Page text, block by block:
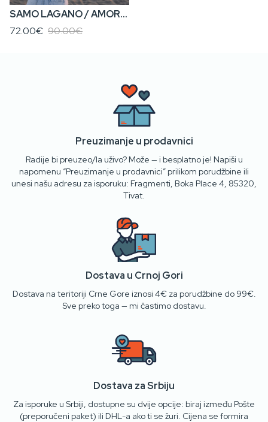
SAMO LAGANO / AMORE KA’ MORE • Ženska Dukserica
72.00€ 90.00€
Preuzimanje u prodavnici
Radije bi preuzeo/la uživo? Može — i besplatno je! Napiši u
napomenu “Preuzimanje u prodavnici” prilikom porudžbine ili
unesi našu adresu za isporuku: Fragmenti, Boka Place 4, 85320,
Tivat.
Dostava u Crnoj Gori
Dostava na teritoriji Crne Gore iznosi 4€ za porudžbine do 99€.
Sve preko toga — mi častimo dostavu.
Dostava za Srbiju
Za isporuke u Srbiji, dostupne su dvije opcije: biraj između Pošte
(preporučeni paket) ili DHL-a ako ti se žuri. Cijena se formira